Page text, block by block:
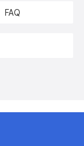
FAQ